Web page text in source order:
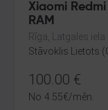
Xiaomi Redmi
RAM
Rīga, Latgales iela
Stāvoklis Lietots
100.00 €
No 4.55€/mēn.